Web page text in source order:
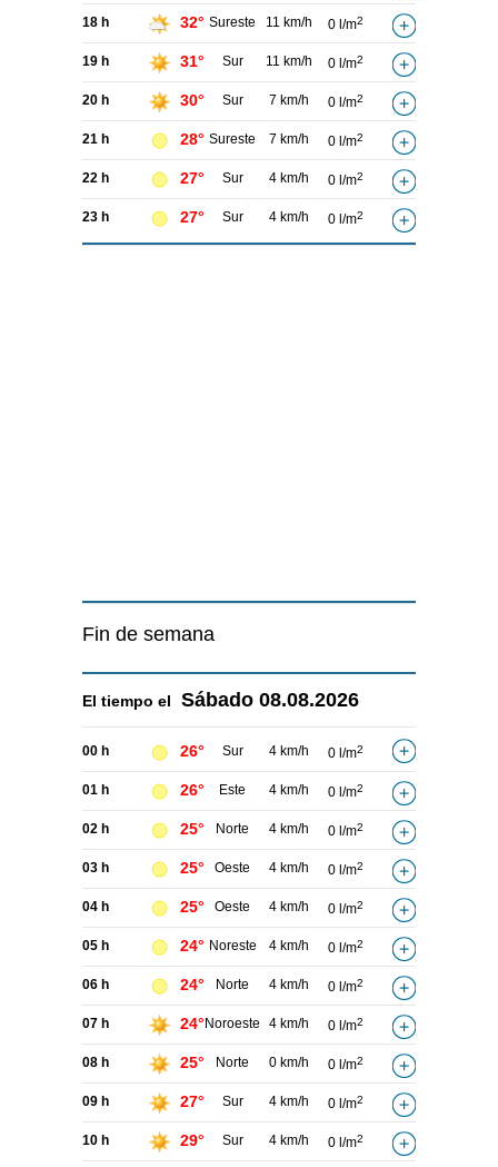
18 h 32° Sureste 11 km/h 0 l/m2
19 h 31° Sur 11 km/h 0 l/m2
20 h 30° Sur 7 km/h 0 l/m2
21 h 28° Sureste 7 km/h 0 l/m2
22 h 27° Sur 4 km/h 0 l/m2
23 h 27° Sur 4 km/h 0 l/m2
Fin de semana
El tiempo el Sábado 08.08.2026
00 h 26° Sur 4 km/h 0 l/m2
01 h 26° Este 4 km/h 0 l/m2
02 h 25° Norte 4 km/h 0 l/m2
03 h 25° Oeste 4 km/h 0 l/m2
04 h 25° Oeste 4 km/h 0 l/m2
05 h 24° Noreste 4 km/h 0 l/m2
06 h 24° Norte 4 km/h 0 l/m2
07 h 24° Noroeste 4 km/h 0 l/m2
08 h 25° Norte 0 km/h 0 l/m2
09 h 27° Sur 4 km/h 0 l/m2
10 h 29° Sur 4 km/h 0 l/m2